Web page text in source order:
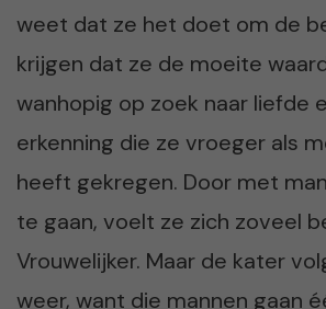
weet dat ze het doet om de
krijgen dat ze de moeite
wanhopig op zoek naar liefde
erkenning die ze vroeger als
heeft gekregen. Door met
te gaan, voelt ze zich zoveel
Vrouwelijker. Maar de kater
weer, want die mannen gaan